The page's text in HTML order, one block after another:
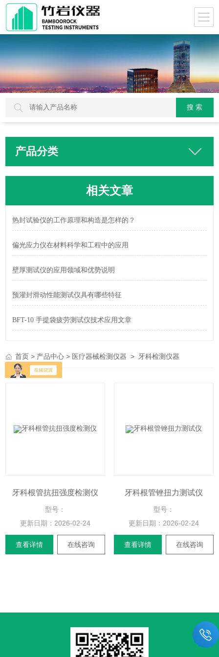
产品分类
相关文章
热封试验仪的工作原理和构造是怎样的？
偏光应力仪在材料科学和工程中的应用
壁厚测试仪的应用领域和优势说明
预灌封滑动性能测试仪具有哪些特征
BFT-10 手提袋疲劳测试仪技术应用文章
首页 > 产品中心 > 医疗器械检测仪器 > 牙科检测仪器
牙科根管抗扭强度检测仪
型号：
更新日期： 2026-02-24
查看详情 在线咨询
牙科根管锉扭力测试仪
型号：
更新日期： 2026-02-24
查看详情 在线咨询